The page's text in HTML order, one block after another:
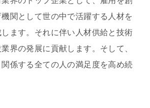
関として世の中で活躍する人材を
ます。それに伴い人材供給と技術
界の発展に貢献します。そして、
係する全ての人の満足度を高め続